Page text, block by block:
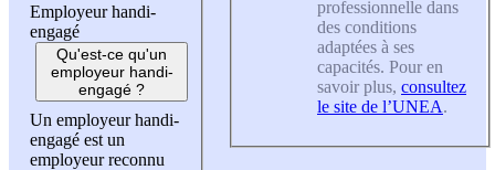
Employeur handi-
engagé
Qu'est-ce qu'un
employeur handi-
engagé ?
Un employeur handi-
engagé est un
employeur reconnu
professionnelle dans
des conditions
adaptées à ses
capacités. Pour en
savoir plus, consultez
le site de l’UNEA.